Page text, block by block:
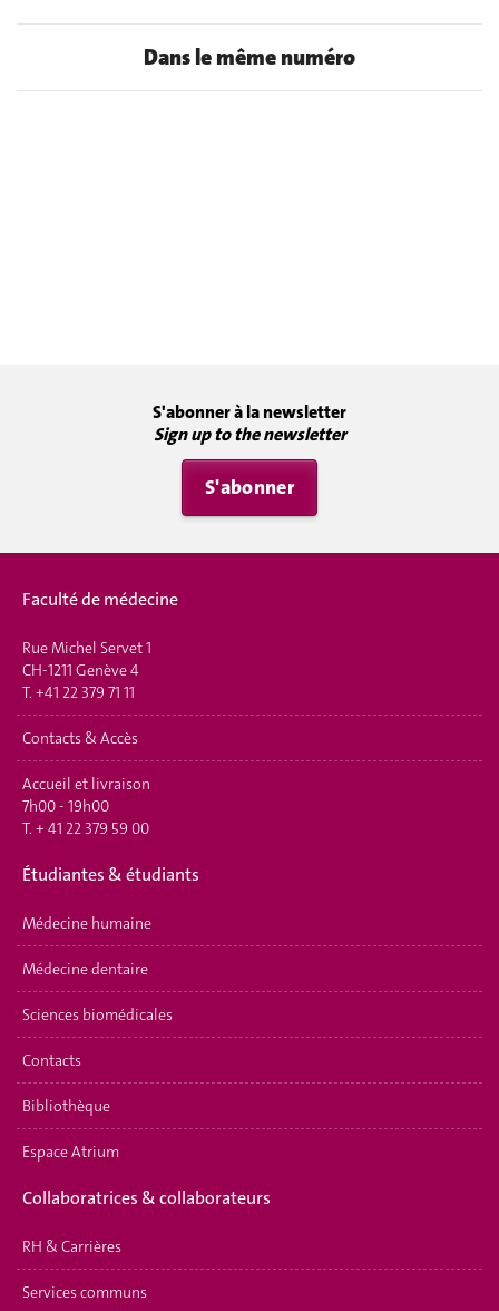
Dans le même numéro
S'abonner à la newsletter
Sign up to the newsletter
S'abonner
Faculté de médecine
Rue Michel Servet 1
CH-1211 Genève 4
T. +41 22 379 71 11
Contacts & Accès
Accueil et livraison
7h00 - 19h00
T. + 41 22 379 59 00
Étudiantes & étudiants
Médecine humaine
Médecine dentaire
Sciences biomédicales
Contacts
Bibliothèque
Espace Atrium
Collaboratrices & collaborateurs
RH & Carrières
Services communs